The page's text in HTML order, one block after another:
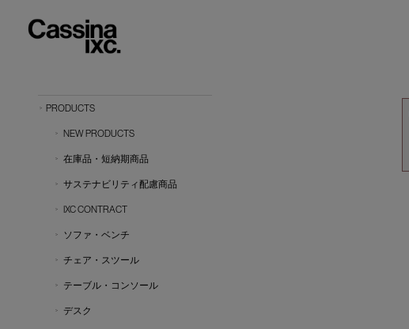
PRODUCTS
NEW PRODUCTS
在庫品・短納期商品
サステナビリティ配慮商品
IXC CONTRACT
ソファ・ベンチ
チェア・スツール
テーブル・コンソール
デスク